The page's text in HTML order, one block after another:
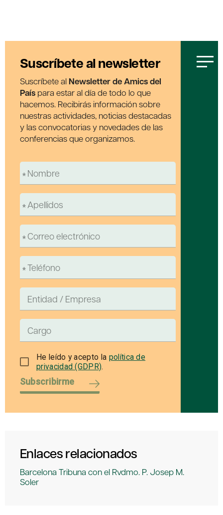
Suscríbete al newsletter
Suscríbete al Newsletter de Amics del
País para estar al día de todo lo que
hacemos. Recibirás información sobre
nuestras actividades, noticias destacadas
y las convocatorias y novedades de las
conferencias que organizamos.
He leído y acepto la política de
privacidad (GDPR).
Subscribirme
Enlaces relacionados
Barcelona Tribuna con el Rvdmo. P. Josep M.
Soler